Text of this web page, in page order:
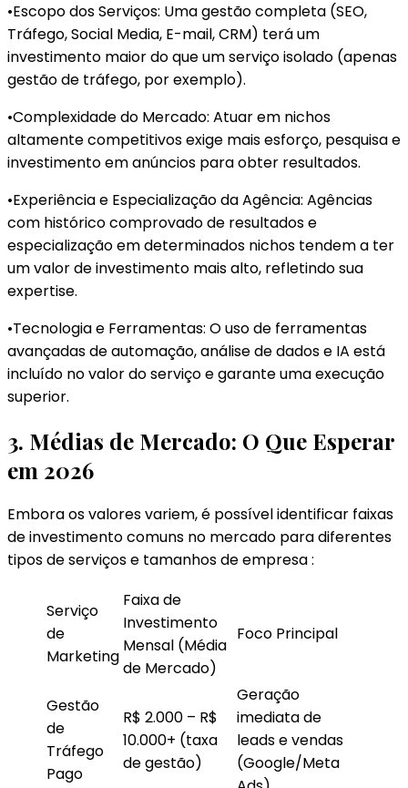
•Escopo dos Serviços: Uma gestão completa (SEO,
Tráfego, Social Media, E-mail, CRM) terá um
investimento maior do que um serviço isolado (apenas
gestão de tráfego, por exemplo).
•Complexidade do Mercado: Atuar em nichos
altamente competitivos exige mais esforço, pesquisa e
investimento em anúncios para obter resultados.
•Experiência e Especialização da Agência: Agências
com histórico comprovado de resultados e
especialização em determinados nichos tendem a ter
um valor de investimento mais alto, refletindo sua
expertise.
•Tecnologia e Ferramentas: O uso de ferramentas
avançadas de automação, análise de dados e IA está
incluído no valor do serviço e garante uma execução
superior.
3. Médias de Mercado: O Que Esperar
em 2026
Embora os valores variem, é possível identificar faixas
de investimento comuns no mercado para diferentes
tipos de serviços e tamanhos de empresa :
Serviço
de
Marketing
Faixa de
Investimento
Mensal (Média
de Mercado)
Foco Principal
Gestão
de
Tráfego
Pago
R$ 2.000 – R$
10.000+ (taxa
de gestão)
Geração
imediata de
leads e vendas
(Google/Meta